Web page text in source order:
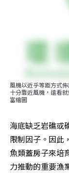
風機以近乎等距方式
十分靠近風機，遠看
富繪圖
海底缺乏岩礁或
限制因子。因此
魚類蓋房子來培
力推動的重要漁